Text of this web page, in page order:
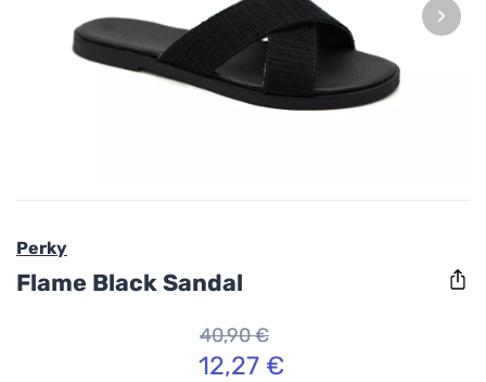
›
Perky
Flame Black Sandal
40,90 €
12,27 €